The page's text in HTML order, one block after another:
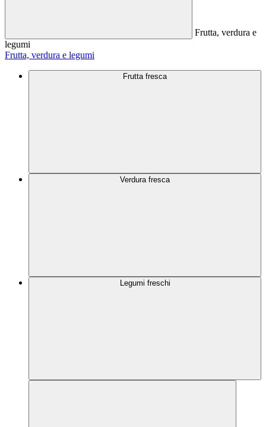
Frutta, verdura e
legumi
Frutta, verdura e legumi
Frutta fresca
Verdura fresca
Legumi freschi